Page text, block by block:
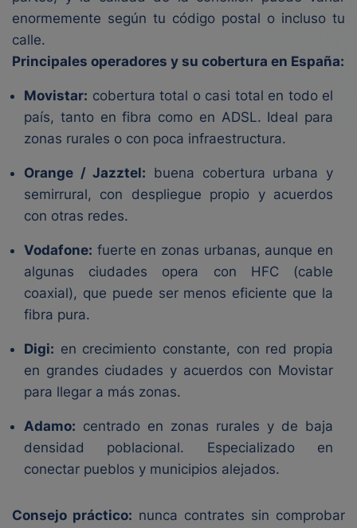
enormemente según tu código postal o incluso tu
calle.
Principales operadores y su cobertura en España:
Movistar: cobertura total o casi total en todo el
país, tanto en fibra como en ADSL. Ideal para
zonas rurales o con poca infraestructura.
Orange / Jazztel: buena cobertura urbana y
semirrural, con despliegue propio y acuerdos
con otras redes.
Vodafone: fuerte en zonas urbanas, aunque en
algunas ciudades opera con HFC (cable
coaxial), que puede ser menos eficiente que la
fibra pura.
Digi: en crecimiento constante, con red propia
en grandes ciudades y acuerdos con Movistar
para llegar a más zonas.
Adamo: centrado en zonas rurales y de baja
densidad poblacional. Especializado en
conectar pueblos y municipios alejados.
Consejo práctico: nunca contrates sin comprobar